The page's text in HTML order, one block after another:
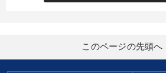
このページの先頭へ